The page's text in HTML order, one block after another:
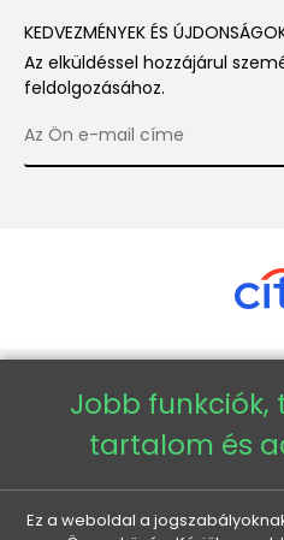
KEDVEZMÉNYEK ÉS
Az elküldéssel hozzájárul
feldolgozásához.
Copyright ©
Jobb funkciók,
tartalom és
Ez a weboldal a